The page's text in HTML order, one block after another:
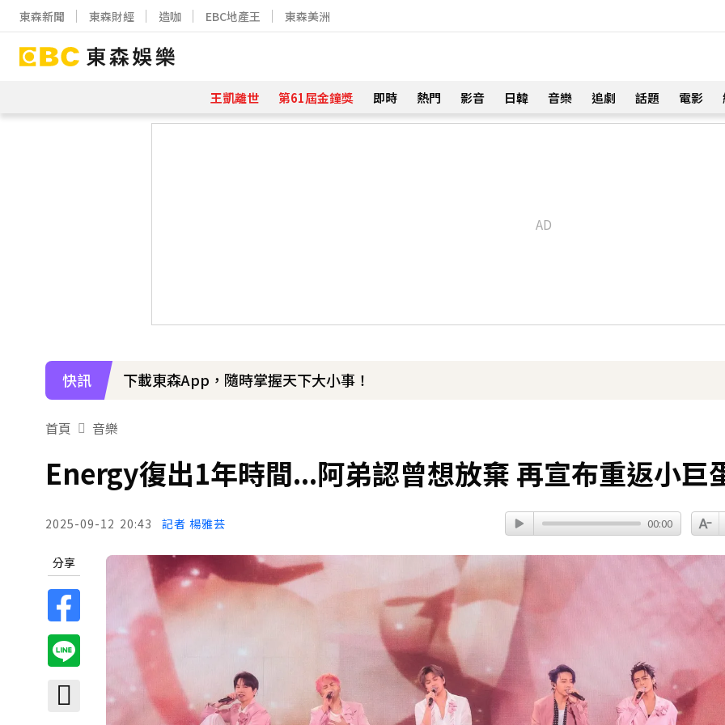
東森新聞 東森財經 造咖 EBC地產王 東森美洲
王凱離世 第61屆金鐘獎 即時 熱門 影音 日韓 音樂 追劇 話題 電影
快訊 下載東森App，隨時掌握天下大小事！
首頁 音樂
Energy復出1年時間...阿弟認曾想放棄 再宣布重返小巨
2025-09-12 20:43 記者 楊雅芸 00:00
分享